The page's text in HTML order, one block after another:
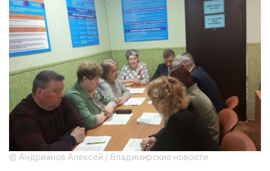
© Андрианов Алексей / Владимирские новости